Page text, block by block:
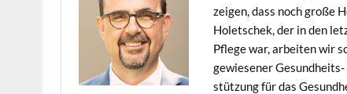
zeigen, dass noch große
Holetschek, der in den
Pflege war, arbeit­en wir
gewiesen­er
stützung für das